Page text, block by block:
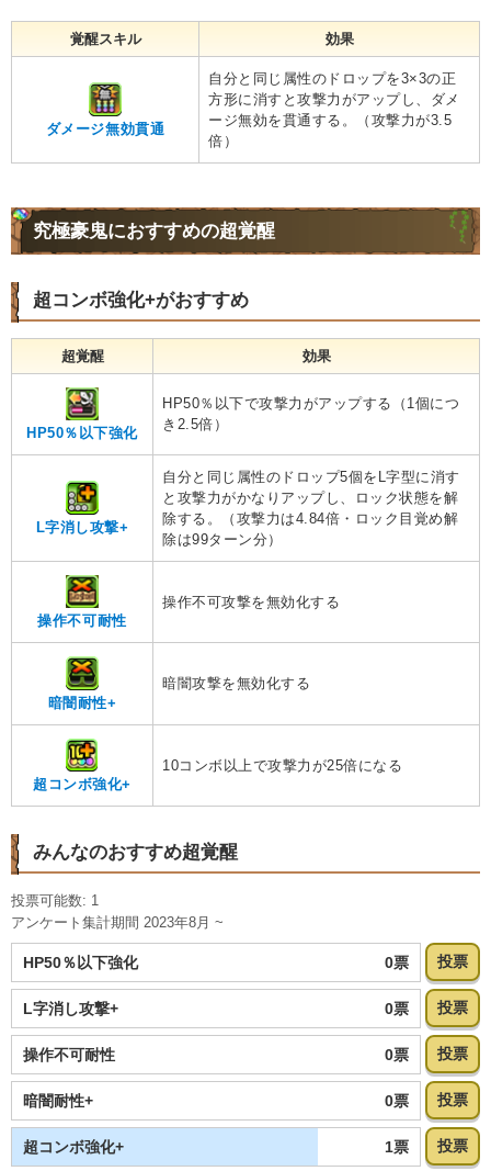
覚醒スキル 効果
ダメージ無効貫通
自分と同じ属性のドロップを3×3の正
方形に消すと攻撃力がアップし、ダメ
ージ無効を貫通する。（攻撃力が3.5
倍）
究極豪鬼におすすめの超覚醒
超コンボ強化+がおすすめ
超覚醒 効果
HP50％以下強化
HP50％以下で攻撃力がアップする（1個につ
き2.5倍）
L字消し攻撃+
自分と同じ属性のドロップ5個をL字型に消す
と攻撃力がかなりアップし、ロック状態を解
除する。（攻撃力は4.84倍・ロック目覚め解
除は99ターン分）
操作不可耐性
操作不可攻撃を無効化する
暗闇耐性+
暗闇攻撃を無効化する
超コンボ強化+
10コンボ以上で攻撃力が25倍になる
みんなのおすすめ超覚醒
投票可能数: 1
アンケート集計期間 2023年8月 ~
HP50％以下強化 0票 投票
L字消し攻撃+ 0票 投票
操作不可耐性 0票 投票
暗闇耐性+ 0票 投票
超コンボ強化+ 1票 投票